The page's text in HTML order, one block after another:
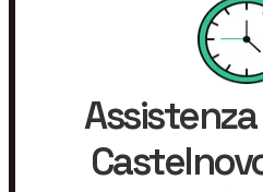
Assistenza